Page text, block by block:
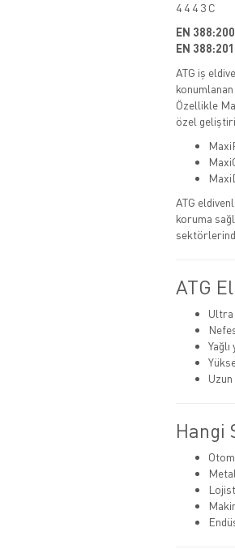
4 4 4 3 C
EN
EN
ATG iş
Özellikle
özel
ATG
koruma
ATG
Ultra
Uzun
Hangi